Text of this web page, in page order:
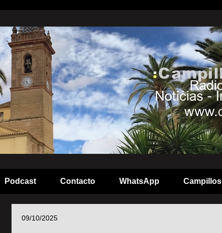
Podcast Contacto WhatsApp Campillos
09/10/2025